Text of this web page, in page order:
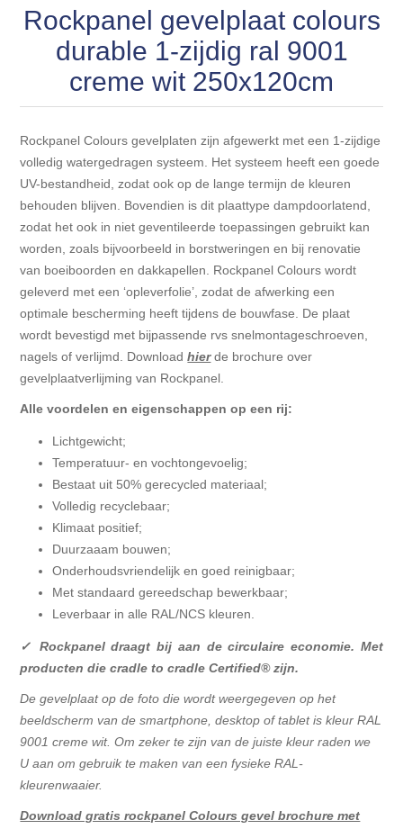
Blokhut opbouwservice
Gevelbekleding NORDHIIL® fijn diep zwart hout voor
prachtige gevels!
Gevelbekleding Woodritch
Gevelbekleding sioo:x & radiata-pine vulcan concept
Gevel-en dakrand bekleding Novalit outdoor® made by
SK Stemid kunststoffen
Gevelbekleding HDM outdoor ® weersbestendige
massief click 'N screw gevelpanelen
Toebehoren voor gevelbekleding
Scheepsbodem vloeren o.a. laminaat &
houtlamelparket
Ondervloeren/toebehoren voor laminaat & lamel en
Ondervloeren/toebehoren voor SPC vinyl vloeren
Plinten
Aluminium profielen
Vloeren legservice door professionals
Luxe massief houten wandbekleding
Lijstwerk & Profielen en toebehoren
Rockpanel gevelplaat colours
durable 1-zijdig ral 9001
creme wit 250x120cm
Rockpanel Colours gevelplaten zijn afgewerkt met een 1-zijdige
volledig watergedragen systeem. Het systeem heeft een goede
UV-bestandheid, zodat ook op de lange termijn de kleuren
behouden blijven. Bovendien is dit plaattype dampdoorlatend,
zodat het ook in niet geventileerde toepassingen gebruikt kan
worden, zoals bijvoorbeeld in borstweringen en bij renovatie
van boeiboorden en dakkapellen. Rockpanel Colours wordt
geleverd met een ‘opleverfolie’, zodat de afwerking een
optimale bescherming heeft tijdens de bouwfase. De plaat
wordt bevestigd met bijpassende rvs snelmontageschroeven,
nagels of verlijmd. Downloadhier de brochure over
gevelplaatverlijming van Rockpanel.
Alle voordelen en eigenschappen op een rij:
Lichtgewicht;
Temperatuur- en vochtongevoelig;
Bestaat uit 50% gerecycled materiaal;
Volledig recyclebaar;
Klimaat positief;
Duurzaaam bouwen;
Onderhoudsvriendelijk en goed reinigbaar;
Met standaard gereedschap bewerkbaar;
Leverbaar in alle RAL/NCS kleuren.
✓ Rockpanel draagt bij aan de circulaire economie. Met
producten die cradle to cradle Certified® zijn.
De gevelplaat op de foto die wordt weergegeven op het
beeldscherm van de smartphone, desktop of tablet is kleur RAL
9001 creme wit. Om zeker te zijn van de juiste kleur raden we
U aan om gebruik te maken van een fysieke RAL-
kleurenwaaier.
Download gratis rockpanel Colours gevel brochure met